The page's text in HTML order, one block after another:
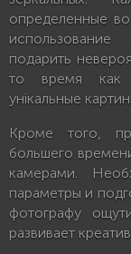
определенные
подарить
то время как
унікальные
Кроме того,
большего
камерами.
параметры и
фотографу
развивает